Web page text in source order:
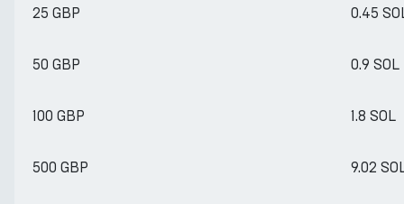
25 GBP 0.45
50 GBP 0.9 SOL
100 GBP 1.8 SOL
500 GBP 9.02